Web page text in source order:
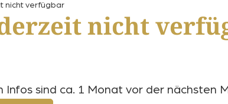
nicht verfügbar
nicht
Infos sind ca. 1 Monat vor der nächsten